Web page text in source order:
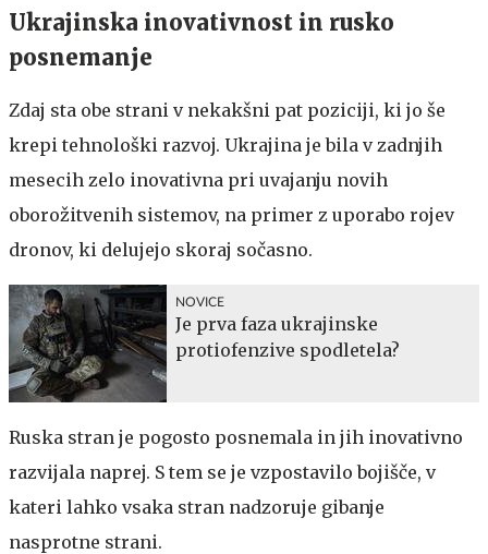
Ukrajinska inovativnost in rusko
posnemanje
Zdaj sta obe strani v nekakšni pat poziciji, ki jo še
krepi tehnološki razvoj. Ukrajina je bila v zadnjih
mesecih zelo inovativna pri uvajanju novih
oborožitvenih sistemov, na primer z uporabo rojev
dronov, ki delujejo skoraj sočasno.
NOVICE
Je prva faza ukrajinske
protiofenzive spodletela?
Ruska stran je pogosto posnemala in jih inovativno
razvijala naprej. S tem se je vzpostavilo bojišče, v
kateri lahko vsaka stran nadzoruje gibanje
nasprotne strani.